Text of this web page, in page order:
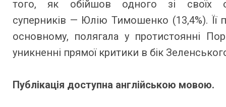
того, як обійшов одного зі своїх
суперників — Юлію Тимошенко (13,4%). Її
основному, полягала у протистоянні
уникненні прямої критики в бік
Публікація доступна англійською мовою.